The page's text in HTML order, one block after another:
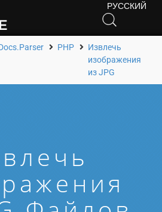
РУССКИЙ
PHP
Извлечь
изображения
из JPG